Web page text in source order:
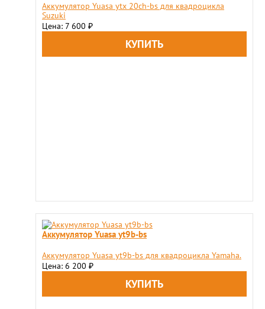
Аккумулятор Yuasa ytx 20ch-bs для квадроцикла
Suzuki
Цена: 7 600 ₽
Аккумулятор Yuasa yt9b-bs
Аккумулятор Yuasa yt9b-bs для квадроцикла Yamaha.
Цена: 6 200 ₽